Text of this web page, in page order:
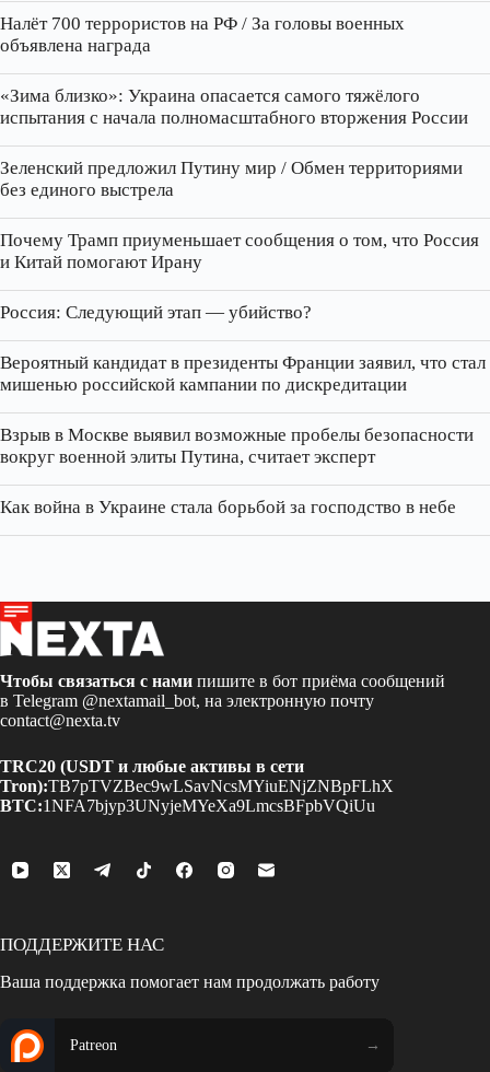
Налёт 700 террористов на РФ / За головы военных
объявлена награда
«Зима близко»: Украина опасается самого тяжёлого
испытания с начала полномасштабного вторжения России
Зеленский предложил Путину мир / Обмен территориями
без единого выстрела
Почему Трамп приуменьшает сообщения о том, что Россия
и Китай помогают Ирану
Россия: Следующий этап — убийство?
Вероятный кандидат в президенты Франции заявил, что стал
мишенью российской кампании по дискредитации
Взрыв в Москве выявил возможные пробелы безопасности
вокруг военной элиты Путина, считает эксперт
Как война в Украине стала борьбой за господство в небе
Чтобы связаться с нами пишите в бот приёма сообщений
в Telegram @nextamail_bot, на электронную почту
contact@nexta.tv
TRC20 (USDT и любые активы в сети
Tron):TB7pTVZBec9wLSavNcsMYiuENjZNBpFLhX
BTC:1NFA7bjyp3UNyjeMYeXa9LmcsBFpbVQiUu
ПОДДЕРЖИТЕ НАС
Ваша поддержка помогает нам продолжать работу
Patreon